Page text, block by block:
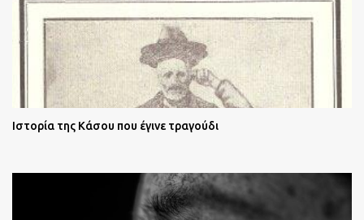
Ιστορία της Κάσου που έγινε τραγούδι